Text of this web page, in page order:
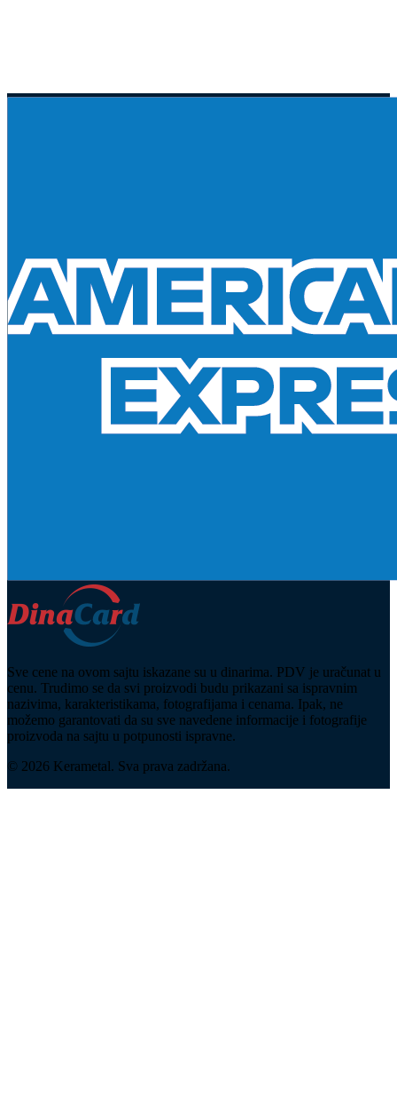
Sve cene na ovom sajtu iskazane su u dinarima. PDV je uračunat u
cenu. Trudimo se da svi proizvodi budu prikazani sa ispravnim
nazivima, karakteristikama, fotografijama i cenama. Ipak, ne
možemo garantovati da su sve navedene informacije i fotografije
proizvoda na sajtu u potpunosti ispravne.
© 2026 Kerametal. Sva prava zadržana.